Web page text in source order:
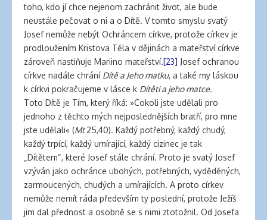
toho, kdo jí chce nejenom zachránit život, ale bude
neustále pečovat o ni a o Dítě. V tomto smyslu svatý
Josef nemůže nebýt Ochráncem církve, protože církev je
prodloužením Kristova Těla v dějinách a mateřství církve
zároveň nastiňuje Mariino mateřství.[23] Josef ochranou
církve nadále chrání Dítě a Jeho matku, a také my láskou
k církvi pokračujeme v lásce k Dítěti a jeho matce.
Toto Dítě je Tím, který říká: »Cokoli jste udělali pro
jednoho z těchto mých nejposlednějších bratří, pro mne
jste udělali« (Mt25,40). Každý potřebný, každý chudý,
každý trpící, každý umírající, každý cizinec je tak
„Dítětem“, které Josef stále chrání. Proto je svatý Josef
vzýván jako ochránce ubohých, potřebných, vyděděných,
zarmoucených, chudých a umírajících. A proto církev
nemůže nemít ráda především ty poslední, protože Ježíš
jim dal přednost a osobně se s nimi ztotožnil. Od Josefa